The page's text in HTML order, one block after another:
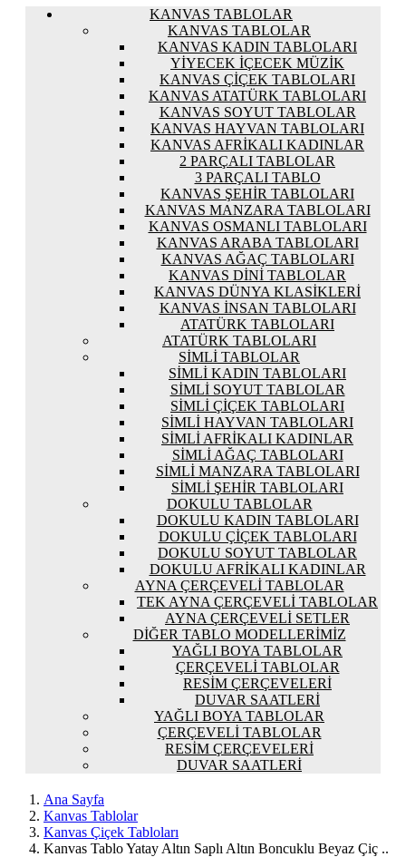
KANVAS TABLOLAR
KANVAS TABLOLAR
KANVAS KADIN TABLOLARI
YIYECEK İÇECEK MÜZIK
KANVAS ÇIÇEK TABLOLARI
KANVAS ATATÜRK TABLOLARI
KANVAS SOYUT TABLOLAR
KANVAS HAYVAN TABLOLARI
KANVAS AFRIKALI KADINLAR
2 PARÇALI TABLOLAR
3 PARÇALI TABLO
KANVAS ŞEHIR TABLOLARI
KANVAS MANZARA TABLOLARI
KANVAS OSMANLI TABLOLARI
KANVAS ARABA TABLOLARI
KANVAS AĞAÇ TABLOLARI
KANVAS DINI TABLOLAR
KANVAS DÜNYA KLASIKLERI
KANVAS İNSAN TABLOLARI
ATATÜRK TABLOLARI
ATATÜRK TABLOLARI
SIMLI TABLOLAR
SIMLI KADIN TABLOLARI
SIMLI SOYUT TABLOLAR
SIMLI ÇIÇEK TABLOLARI
SIMLI HAYVAN TABLOLARI
SIMLI AFRIKALI KADINLAR
SIMLI AĞAÇ TABLOLARI
SIMLI MANZARA TABLOLARI
SIMLI ŞEHIR TABLOLARI
DOKULU TABLOLAR
DOKULU KADIN TABLOLARI
DOKULU ÇIÇEK TABLOLARI
DOKULU SOYUT TABLOLAR
DOKULU AFRIKALI KADINLAR
AYNA ÇERÇEVELI TABLOLAR
TEK AYNA ÇERÇEVELI TABLOLAR
AYNA ÇERÇEVELI SETLER
DIĞER TABLO MODELLERIMIZ
YAĞLI BOYA TABLOLAR
ÇERÇEVELI TABLOLAR
RESIM ÇERÇEVELERI
DUVAR SAATLERI
YAĞLI BOYA TABLOLAR
ÇERÇEVELI TABLOLAR
RESIM ÇERÇEVELERI
DUVAR SAATLERI
Ana Sayfa
Kanvas Tablolar
Kanvas Çiçek Tabloları
Kanvas Tablo Yatay Altın Saplı Altın Boncuklu Beyaz Çiç ..